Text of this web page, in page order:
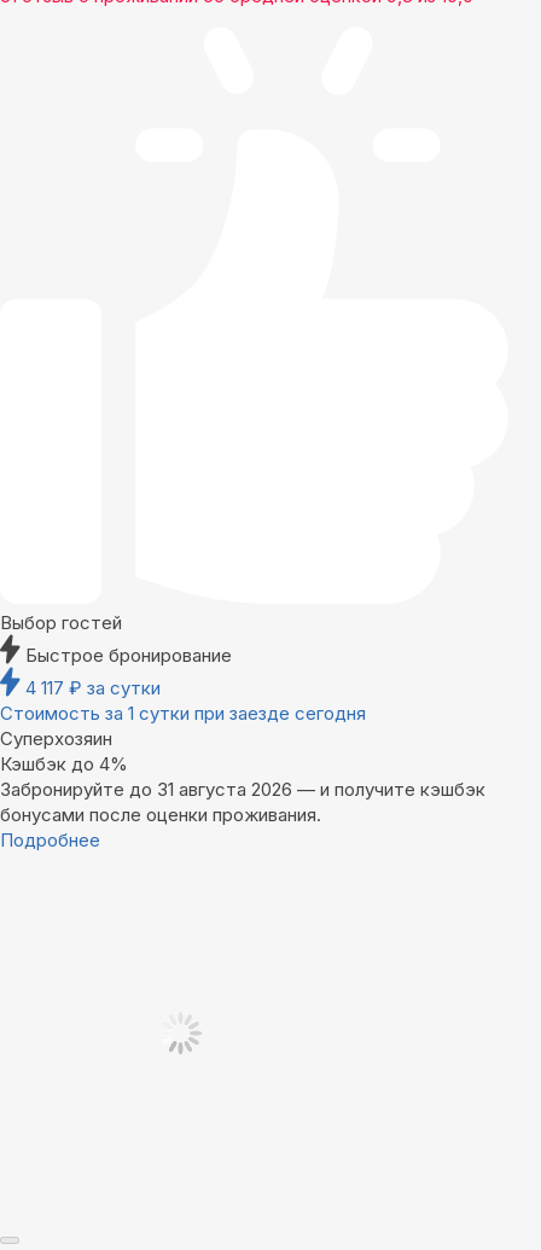
Выбор гостей
Быстрое бронирование
4 117 ₽ за сутки
Стоимость за 1 сутки при заезде сегодня
Суперхозяин
Кэшбэк до 4%
Забронируйте до 31 августа 2026 — и получите кэшбэк
бонусами после оценки проживания.
Подробнее